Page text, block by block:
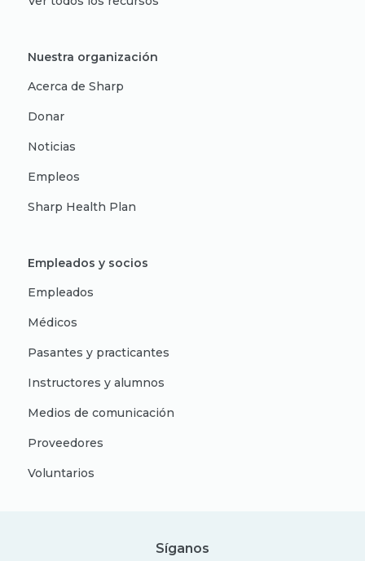
Nuestra organización
Acerca de Sharp
Donar
Noticias
Empleos
Sharp Health Plan
Empleados y socios
Empleados
Médicos
Pasantes y practicantes
Instructores y alumnos
Medios de comunicación
Proveedores
Voluntarios
Síganos